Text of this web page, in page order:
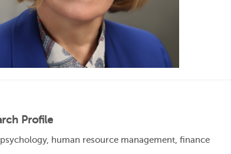
Profile
human resource management, finance